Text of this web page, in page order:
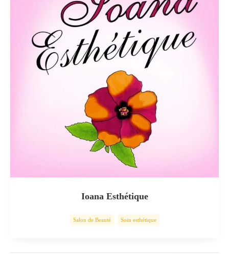
Ioana Esthétique
Salon de Beauté Soin esthétique